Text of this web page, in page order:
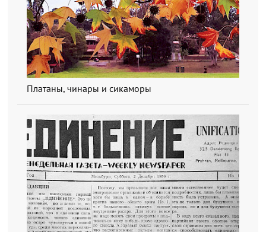
Платаны, чинары и сикаморы